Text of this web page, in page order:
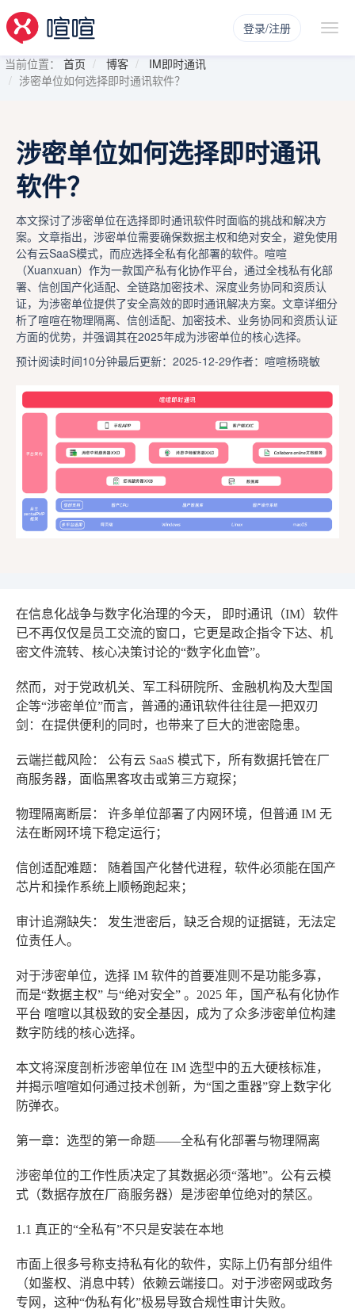
登录/注册
当前位置： 首页 博客
IM即时通讯
涉密单位如何选择即时通讯软件？
涉密单位如何选择即时通讯
软件？
本文探讨了涉密单位在选择即时通讯软件时面临的挑战和解决方
案。文章指出，涉密单位需要确保数据主权和绝对安全，避免使用
公有云SaaS模式，而应选择全私有化部署的软件。喧喧
（Xuanxuan）作为一款国产私有化协作平台，通过全栈私有化部
署、信创国产化适配、全链路加密技术、深度业务协同和资质认
证，为涉密单位提供了安全高效的即时通讯解决方案。文章详细分
析了喧喧在物理隔离、信创适配、加密技术、业务协同和资质认证
方面的优势，并强调其在2025年成为涉密单位的核心选择。
预计阅读时间10分钟最后更新：2025-12-29作者：喧喧杨晓敏
在信息化战争与数字化治理的今天，
即时通讯（IM）软件
已不再仅仅是员工交流的窗口，它更是政企指令下达、机
密文件流转、核心决策讨论的“数字化血管”。
然而，对于党政机关、军工科研院所、金融机构及大型国
企等“涉密单位”而言，普通的通讯软件往往是一把双刃
剑：在提供便利的同时，也带来了巨大的泄密隐患。
云端拦截风险：
公有云 SaaS 模式下，所有数据托管在厂
商服务器，面临黑客攻击或第三方窥探；
物理隔离断层：
许多单位部署了内网环境，但普通 IM 无
法在断网环境下稳定运行；
信创适配难题：
随着国产化替代进程，软件必须能在国产
芯片和操作系统上顺畅跑起来；
审计追溯缺失：
发生泄密后，缺乏合规的证据链，无法定
位责任人。
对于涉密单位，选择 IM 软件的首要准则不是功能多寡，
而是“数据主权” 与“绝对安全” 。2025 年，国产私有化协作
平台 喧喧以其极致的安全基因，成为了众多涉密单位构建
数字防线的核心选择。
本文将深度剖析涉密单位在 IM 选型中的五大硬核标准，
并揭示喧喧如何通过技术创新，为“国之重器”穿上数字化
防弹衣。
第一章：选型的第一命题——全私有化部署与物理隔离
涉密单位的工作性质决定了其数据必须“落地”。公有云模
式（数据存放在厂商服务器）是涉密单位绝对的禁区。
1.1 真正的“全私有”不只是安装在本地
市面上很多号称支持私有化的软件，实际上仍有部分组件
（如鉴权、消息中转）依赖云端接口。对于涉密网或政务
专网，这种“伪私有化”极易导致合规性审计失败。